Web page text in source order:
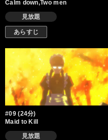
Calm down,Two men
見放題
あらすじ
#09 (24分)
Maid to Kill
見放題